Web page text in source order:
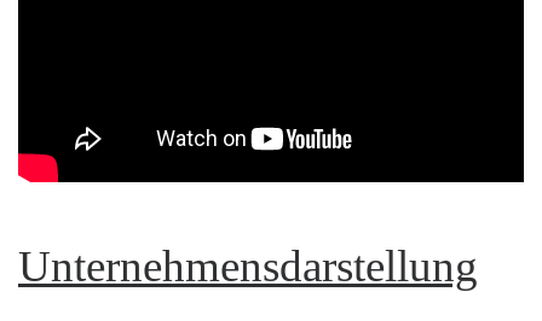
Unternehmensdarstellung